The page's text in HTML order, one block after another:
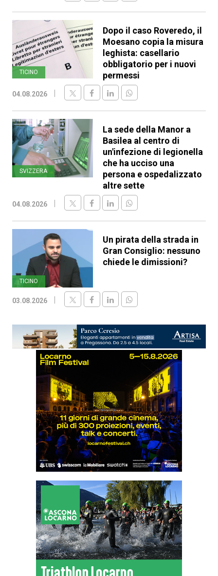
TICINO
Dopo il caso Roveredo, il
Moesano copia la misura
leghista: casellario
obbligatorio per i nuovi
permessi
04.08.2026
SVIZZERA
La sede della Manor a
Basilea al centro di
un'infezione di legionella
che ha ucciso una
persona e ospedalizzato
altre sette
04.08.2026
TICINO
Un pirata della strada in
Gran Consiglio: nessuno
chiede le dimissioni?
03.08.2026